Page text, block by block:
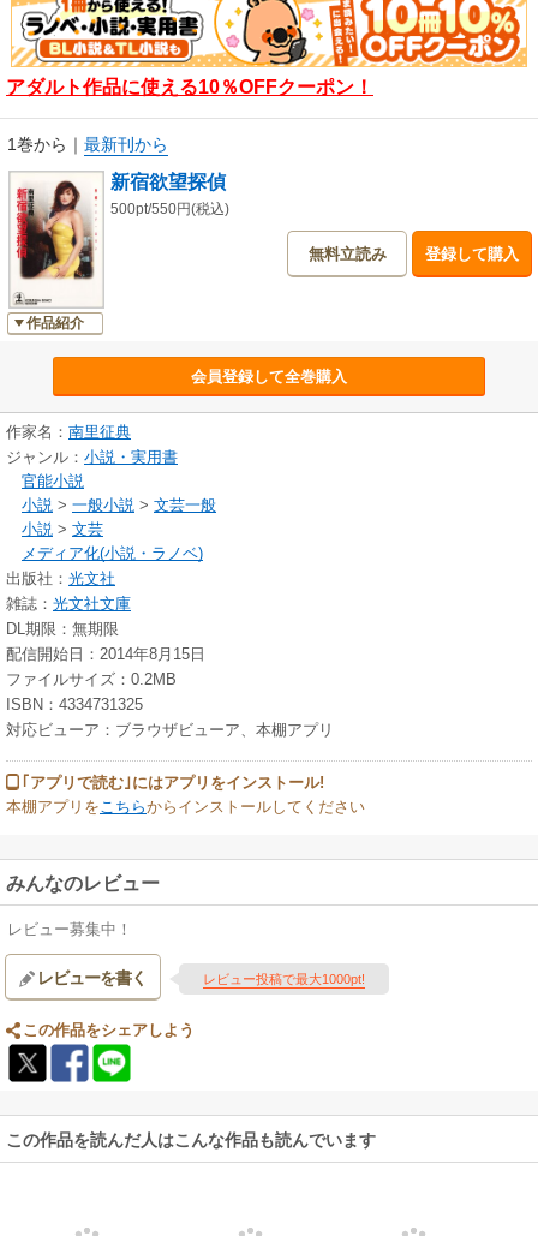
アダルト作品に使える10％OFFクーポン！
1巻から ｜ 最新刊から
作品紹介
新宿欲望探偵
500pt/550円(税込)
無料立読み 登録して購入
会員登録して全巻購入
作家名： 南里征典
ジャンル： 小説・実用書
官能小説
小説 > 一般小説 > 文芸一般
小説 > 文芸
メディア化(小説・ラノベ)
出版社： 光文社
雑誌： 光文社文庫
DL期限：無期限
配信開始日：2014年8月15日
ファイルサイズ：0.2MB
ISBN：4334731325
対応ビューア：ブラウザビューア、本棚アプリ
｢アプリで読む｣にはアプリをインストール!
本棚アプリをこちらからインストールしてください
みんなのレビュー
レビュー募集中！
レビューを書く レビュー投稿で最大1000pt!
この作品をシェアしよう
この作品を読んだ人はこんな作品も読んでいます